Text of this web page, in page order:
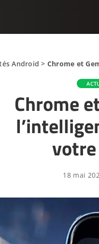
Android > Chrome et
Chrome
18 mai